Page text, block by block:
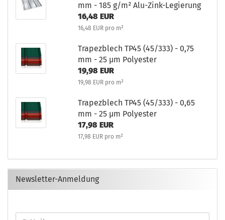
mm - 185 g/m² Alu-Zink-Legierung
16,48 EUR
16,48 EUR pro m²
Trapezblech TP45 (45/333) - 0,75
mm - 25 µm Polyester
19,98 EUR
19,98 EUR pro m²
Trapezblech TP45 (45/333) - 0,65
mm - 25 µm Polyester
17,98 EUR
17,98 EUR pro m²
Newsletter-Anmeldung